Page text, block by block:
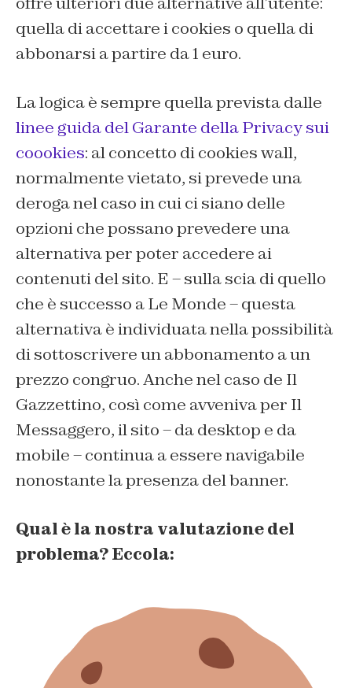
quella di accettare i cookies o quella di
abbonarsi a partire da 1 euro.
La logica è sempre quella prevista dalle
linee guida del Garante della Privacy sui
coookies: al concetto di cookies wall,
normalmente vietato, si prevede una
deroga nel caso in cui ci siano delle
opzioni che possano prevedere una
alternativa per poter accedere ai
contenuti del sito. E – sulla scia di quello
che è successo a Le Monde – questa
alternativa è individuata nella possibilità
di sottoscrivere un abbonamento a un
prezzo congruo. Anche nel caso de Il
Gazzettino, così come avveniva per Il
Messaggero, il sito – da desktop e da
mobile – continua a essere navigabile
nonostante la presenza del banner.
Qual è la nostra valutazione del
problema? Eccola: